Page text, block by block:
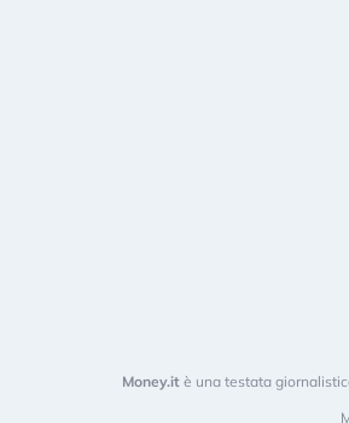
Money.it è una testata